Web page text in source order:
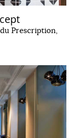
Prescription,